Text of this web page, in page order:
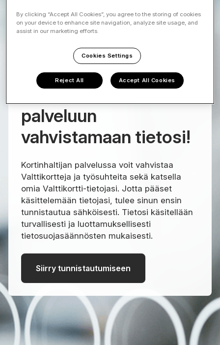
Tervetuloa
Kortinhaltijan
palveluun
vahvistamaan tietosi!
Kortinhaltijan palvelussa voit vahvistaa
Valttikortteja ja työsuhteita sekä katsella
omia Valttikortti-tietojasi. Jotta pääset
käsittelemään tietojasi, tulee sinun ensin
tunnistautua sähköisesti. Tietosi käsitellään
turvallisesti ja luottamuksellisesti
tietosuojasäännösten mukaisesti.
Siirry tunnistautumiseen
By clicking “Accept All Cookies”, you agree to the storing of cookies
on your device to enhance site navigation, analyze site usage, and
assist in our marketing efforts.
Cookies Settings
Reject All Accept All Cookies